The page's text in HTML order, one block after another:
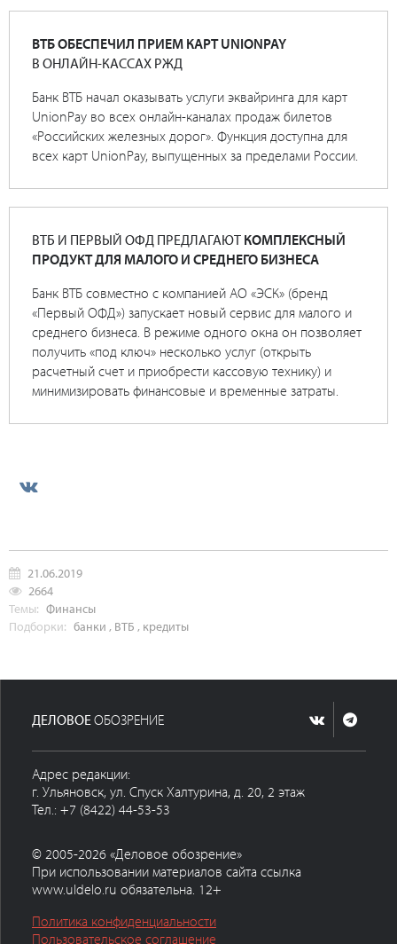
ВТБ ОБЕСПЕЧИЛ ПРИЕМ КАРТ UNIONPAY
В ОНЛАЙН-КАССАХ РЖД
Банк ВТБ начал оказывать услуги эквайринга для карт
UnionPay во всех онлайн-каналах продаж билетов
«Российских железных дорог». Функция доступна для
всех карт UnionPay, выпущенных за пределами России.
ВТБ И ПЕРВЫЙ ОФД ПРЕДЛАГАЮТ КОМПЛЕКСНЫЙ
ПРОДУКТ ДЛЯ МАЛОГО И СРЕДНЕГО БИЗНЕСА
Банк ВТБ совместно с компанией АО «ЭСК» (бренд
«Первый ОФД») запускает новый сервис для малого и
среднего бизнеса. В режиме одного окна он позволяет
получить «под ключ» несколько услуг (открыть
расчетный счет и приобрести кассовую технику) и
минимизировать финансовые и временные затраты.
21.06.2019
2664
Темы: Финансы
Подборки: банки , ВТБ , кредиты
ДЕЛОВОЕОБОЗРЕНИЕ
Адрес редакции:
г. Ульяновск, ул. Спуск Халтурина, д. 20, 2 этаж
Тел.: +7 (8422) 44-53-53
© 2005-2026 «Деловое обозрение»
При использовании материалов сайта ссылка
www.uldelo.ru обязательна. 12+
Политика конфиденциальности
Пользовательское соглашение